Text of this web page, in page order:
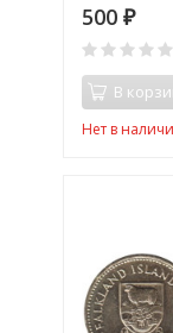
500 ₽
В
Нет в